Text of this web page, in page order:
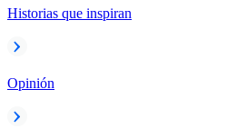
Historias que inspiran
Opinión